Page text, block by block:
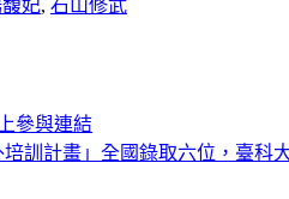
妃, 石山修武
參與連結
訓計畫」全國錄取六位，臺科